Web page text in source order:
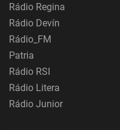
Rádio Regina
Rádio Devín
Rádio_FM
Patria
Rádio RSI
Rádio Litera
Rádio Junior